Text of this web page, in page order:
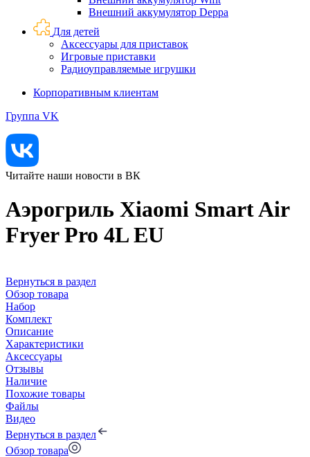
Внешний аккумулятор Deppa
Для детей
Аксессуары для приставок
Игровые приставки
Радиоуправляемые игрушки
Корпоративным клиентам
Группа VK
Читайте наши новости в ВК
Аэрогриль Xiaomi Smart Air
Fryer Pro 4L EU
Вернуться в раздел
Обзор товара
Набор
Комплект
Описание
Характеристики
Аксессуары
Отзывы
Наличие
Похожие товары
Файлы
Видео
Вернуться в раздел
Обзор товара